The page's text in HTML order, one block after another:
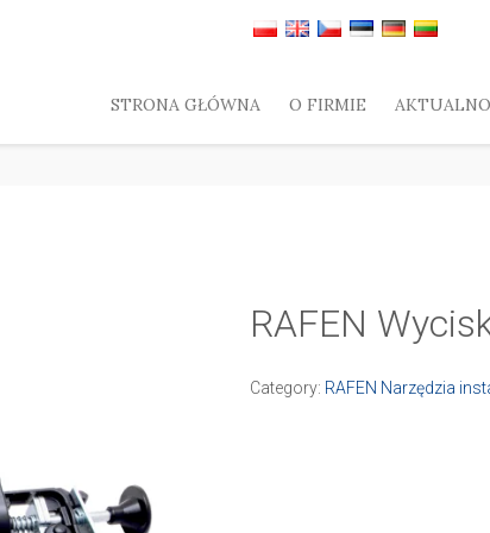
STRONA GŁÓWNA O FIRMIE
RAFEN
Category: RAFEN Narzędzia